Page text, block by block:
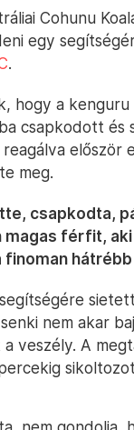
Cohunu
egy
.
hogy a
csapkodott
reagálva
meg.
csapkodta,
magas férfit,
finoman
nem akar
veszély. A